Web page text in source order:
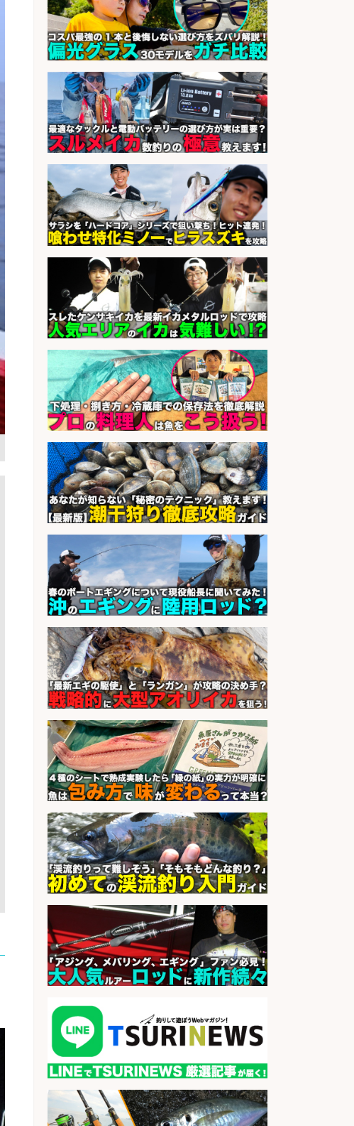
ら車5分/お魚のカットや商品の陳列
業務/残業少なめ×車通勤OK×時間選
べる/鹿児島県/志布志市
会社名 株式会社ホットスタッフ鹿児島
sponsored by 求人ボックス
営業事務/「大津市」釣り具メーカ
ーの物流事務・営業アシスタント/
小野駅徒歩6分/「時給1,300円」/大
型連休あり×残業なし×土日祝休み/
滋賀県
会社名 株式会社ホットスタッフ滋賀
sponsored by 求人ボックス
さらに求人情報を見る